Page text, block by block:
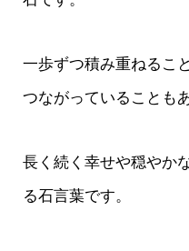
一歩ずつ積み重ねるこ
つながっていることも
長く続く幸せや穏やか
る石言葉です。